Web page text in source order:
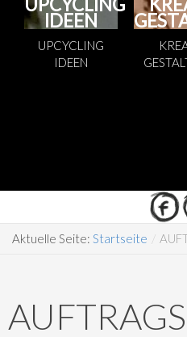
UPCYCLING
IDEEN
UPCYCLING
IDEEN
Aktuelle Seite: Startseite /